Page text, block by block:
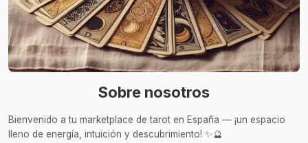
Sobre nosotros
Bienvenido a tu marketplace de tarot en España — ¡un espacio
lleno de energía, intuición y descubrimiento! ✨🔮